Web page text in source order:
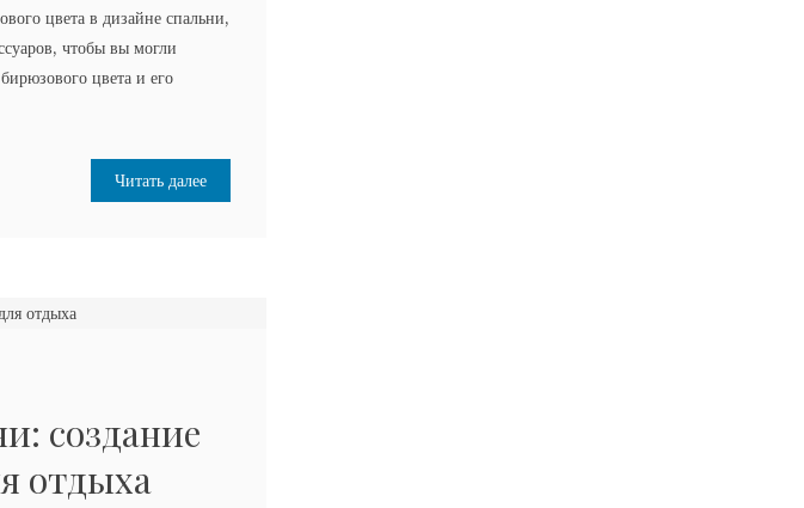
цвета в дизайне спальни,
чтобы вы могли
цвета и его
Читать далее
создание
отдыха